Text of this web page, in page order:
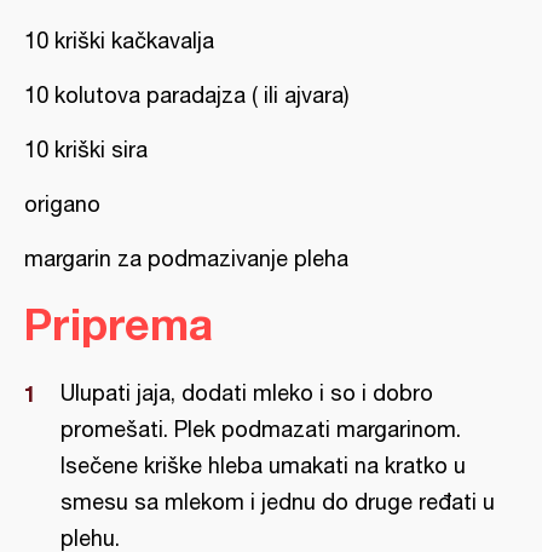
10 kriški kačkavalja
10 kolutova paradajza ( ili ajvara)
10 kriški sira
origano
margarin za podmazivanje pleha
Priprema
Ulupati jaja, dodati mleko i so i dobro
promešati. Plek podmazati margarinom.
Isečene kriške hleba umakati na kratko u
smesu sa mlekom i jednu do druge ređati u
plehu.